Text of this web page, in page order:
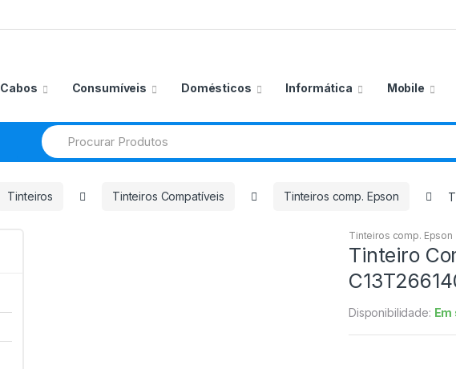
Cabos Consumíveis Domésticos Informática Mobile
Procurar
por:
Tinteiros Tinteiros Compatíveis Tinteiros comp. Epson
Tinteiros comp. Epson
Tinteiro
Disponibilidade: